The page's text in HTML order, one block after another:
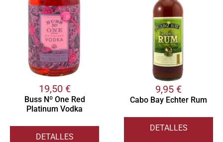
19,50 €
Buss Nº One Red
Platinum Vodka
DETALLES
9,95 €
Cabo Bay Echter Rum
DETALLES